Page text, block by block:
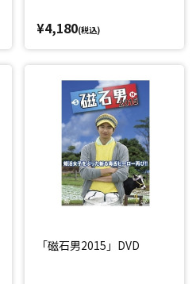
¥4,180(税込)
「磁石男2015」DVD